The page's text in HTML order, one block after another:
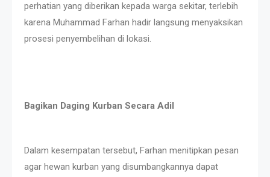
perhatian yang diberikan kepada warga sekitar, terlebih
karena Muhammad Farhan hadir langsung menyaksikan
prosesi penyembelihan di lokasi.
Bagikan Daging Kurban Secara Adil
Dalam kesempatan tersebut, Farhan menitipkan pesan
agar hewan kurban yang disumbangkannya dapat